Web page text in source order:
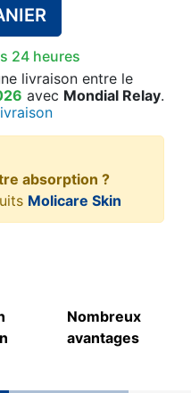
24 heures
livraison entre le
avec Mondial Relay.
absorption ?
Molicare Skin
Nombreux
avantages